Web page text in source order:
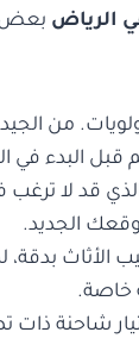
الرياض بعض
من
قبل البدء في
قد لا ترغب
الجديد.
الأثاث
خاصة.
شاحنة